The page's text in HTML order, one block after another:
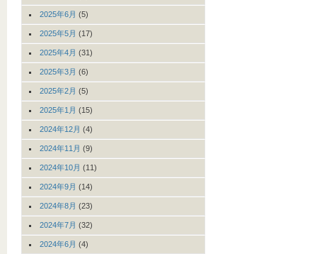
2025年6月 (5)
2025年5月 (17)
2025年4月 (31)
2025年3月 (6)
2025年2月 (5)
2025年1月 (15)
2024年12月 (4)
2024年11月 (9)
2024年10月 (11)
2024年9月 (14)
2024年8月 (23)
2024年7月 (32)
2024年6月 (4)